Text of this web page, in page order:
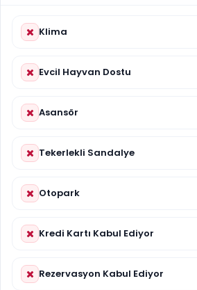
Klima
Evcil Hayvan Dostu
Asansör
Tekerlekli Sandalye
Otopark
Kredi Kartı Kabul Ediyor
Rezervasyon Kabul Ediyor